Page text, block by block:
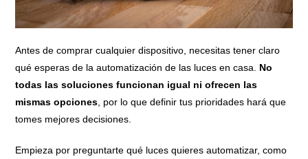
Antes de comprar cualquier dispositivo, necesitas tener claro
qué esperas de la automatización de las luces en casa. No
todas las soluciones funcionan igual ni ofrecen las
mismas opciones, por lo que definir tus prioridades hará que
tomes mejores decisiones.
Empieza por preguntarte qué luces quieres automatizar, como